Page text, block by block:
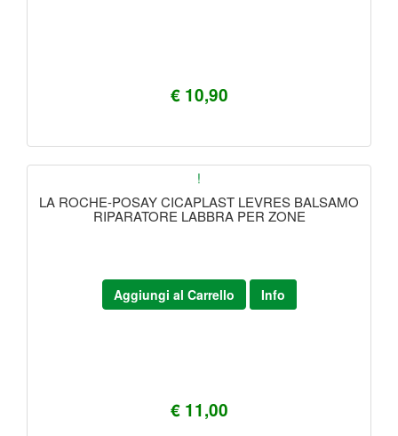
€ 10,90
!
LA ROCHE-POSAY CICAPLAST LEVRES BALSAMO
RIPARATORE LABBRA PER ZONE
€ 11,00
Aggiungi al Carrello Info